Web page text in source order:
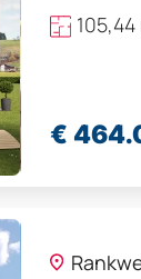
105,44
€